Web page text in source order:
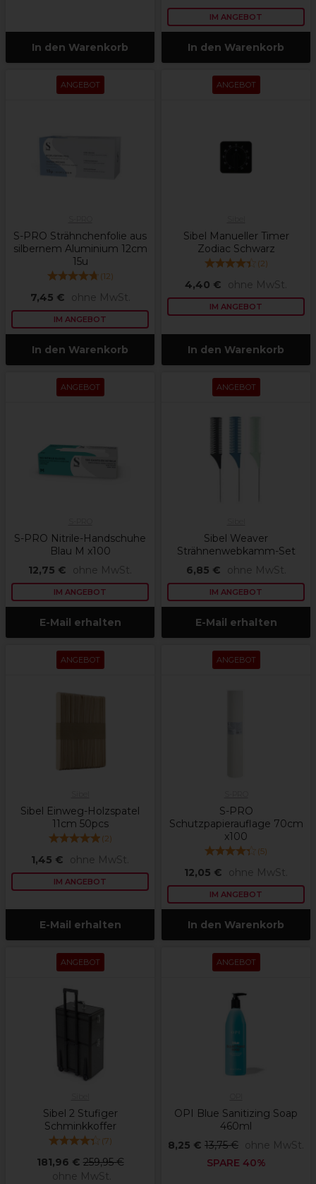
In den Warenkorb
IM ANGEBOT
In den Warenkorb
ANGEBOT
S-PRO Strähnchenfolie aus
silbernem Aluminium 12cm
15u
(12)
7,45 € ohne MwSt.
IM ANGEBOT
In den Warenkorb
ANGEBOT
Sibel Manueller Timer
Zodiac Schwarz
(2)
4,40 € ohne MwSt.
IM ANGEBOT
In den Warenkorb
ANGEBOT
S-PRO Nitrile-Handschuhe
Blau M x100
12,75 €
ohne MwSt.
IM ANGEBOT
E-Mail erhalten
ANGEBOT
Sibel Weaver
Strähnenwebkamm-Set
6,85 €
ohne MwSt.
IM ANGEBOT
E-Mail erhalten
ANGEBOT
Sibel Einweg-Holzspatel
11cm 50pcs
(2)
1,45 € ohne MwSt.
IM ANGEBOT
E-Mail erhalten
ANGEBOT
S-PRO
Schutzpapierauflage 70cm
x100
(5)
12,05 € ohne MwSt.
IM ANGEBOT
In den Warenkorb
ANGEBOT
Sibel 2 Stufiger
Schminkkoffer
(7)
181,96 € 259,95 €
ohne MwSt.
ANGEBOT
OPI Blue Sanitizing Soap
460ml
8,25 € 13,75 € ohne MwSt.
SPARE 40%